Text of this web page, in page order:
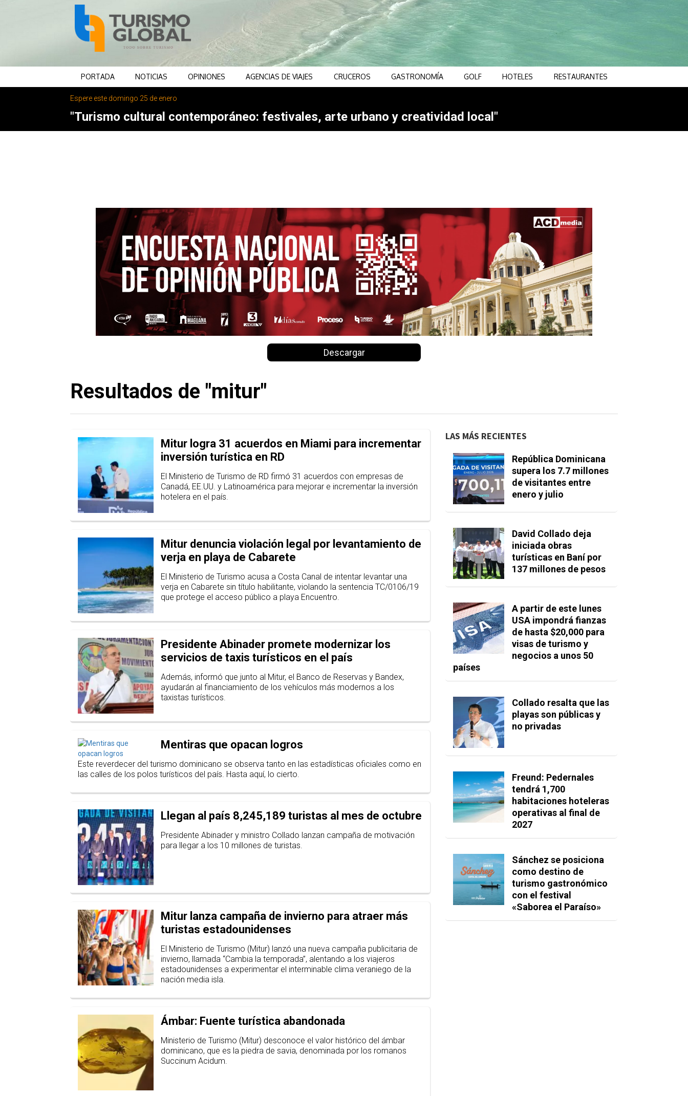
PORTADA NOTICIAS OPINIONES AGENCIAS DE VIAJES CRUCEROS GASTRONOMÍA GOLF HOTELES RESTAURANTES
Espere este domingo 25 de enero
"Turismo cultural contemporáneo: festivales, arte urbano y creatividad local"
Descargar
Resultados de "mitur"
Mitur logra 31 acuerdos en Miami para incrementar
inversión turística en RD
El Ministerio de Turismo de RD firmó 31 acuerdos con empresas de
Canadá, EE.UU. y Latinoamérica para mejorar e incrementar la inversión
hotelera en el país.
Mitur denuncia violación legal por levantamiento de
verja en playa de Cabarete
El Ministerio de Turismo acusa a Costa Canal de intentar levantar una
verja en Cabarete sin título habilitante, violando la sentencia TC/0106/19
que protege el acceso público a playa Encuentro.
Presidente Abinader promete modernizar los
servicios de taxis turísticos en el país
Además, informó que junto al Mitur, el Banco de Reservas y Bandex,
ayudarán al financiamiento de los vehículos más modernos a los
taxistas turísticos.
Mentiras que opacan logros
Este reverdecer del turismo dominicano se observa tanto en las estadísticas oficiales como en
las calles de los polos turísticos del país. Hasta aquí, lo cierto.
Llegan al país 8,245,189 turistas al mes de octubre
Presidente Abinader y ministro Collado lanzan campaña de motivación
para llegar a los 10 millones de turistas.
Mitur lanza campaña de invierno para atraer más
turistas estadounidenses
El Ministerio de Turismo (Mitur) lanzó una nueva campaña publicitaria de
invierno, llamada “Cambia la temporada”, alentando a los viajeros
estadounidenses a experimentar el interminable clima veraniego de la
nación media isla.
Ámbar: Fuente turística abandonada
Ministerio de Turismo (Mitur) desconoce el valor histórico del ámbar
dominicano, que es la piedra de savia, denominada por los romanos
Succinum Acidum.
LAS MÁS RECIENTES
República Dominicana
supera los 7.7 millones
de visitantes entre
enero y julio
David Collado deja
iniciada obras
turísticas en Baní por
137 millones de pesos
A partir de este lunes
USA impondrá fianzas
de hasta $20,000 para
visas de turismo y
negocios a unos 50
países
Collado resalta que las
playas son públicas y
no privadas
Freund: Pedernales
tendrá 1,700
habitaciones hoteleras
operativas al final de
2027
Sánchez se posiciona
como destino de
turismo gastronómico
con el festival
«Saborea el Paraíso»